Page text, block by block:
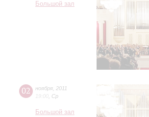
Большой зал
02 ноября 2011
19:00 Ср
Большой зал